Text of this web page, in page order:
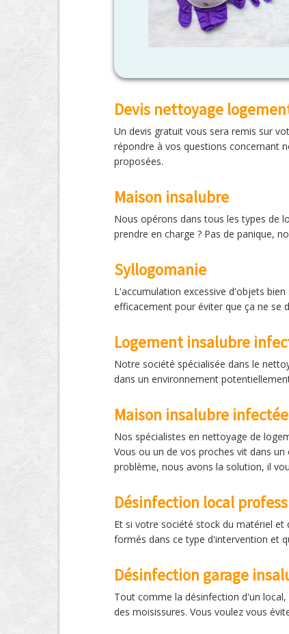
Devis nettoyage
Un devis gratuit vous sera remis sur
répondre à vos questions concernant
proposées.
Maison insalubre
Nous opérons dans tous les types de
prendre en charge ? Pas de panique,
Syllogomanie
L'accumulation excessive d'objets
efficacement pour éviter que ça ne se
Logement insalubre
Notre société spécialisée dans le
dans un environnement
Maison insalubre infectée
Nos spécialistes en nettoyage de
Vous ou un de vos proches vit dans
problème, nous avons la solution, il
Désinfection local
Et si votre société stock du matériel
formés dans ce type d'intervention et
Désinfection garage
Tout comme la désinfection d'un
des moisissures. Vous voulez vous